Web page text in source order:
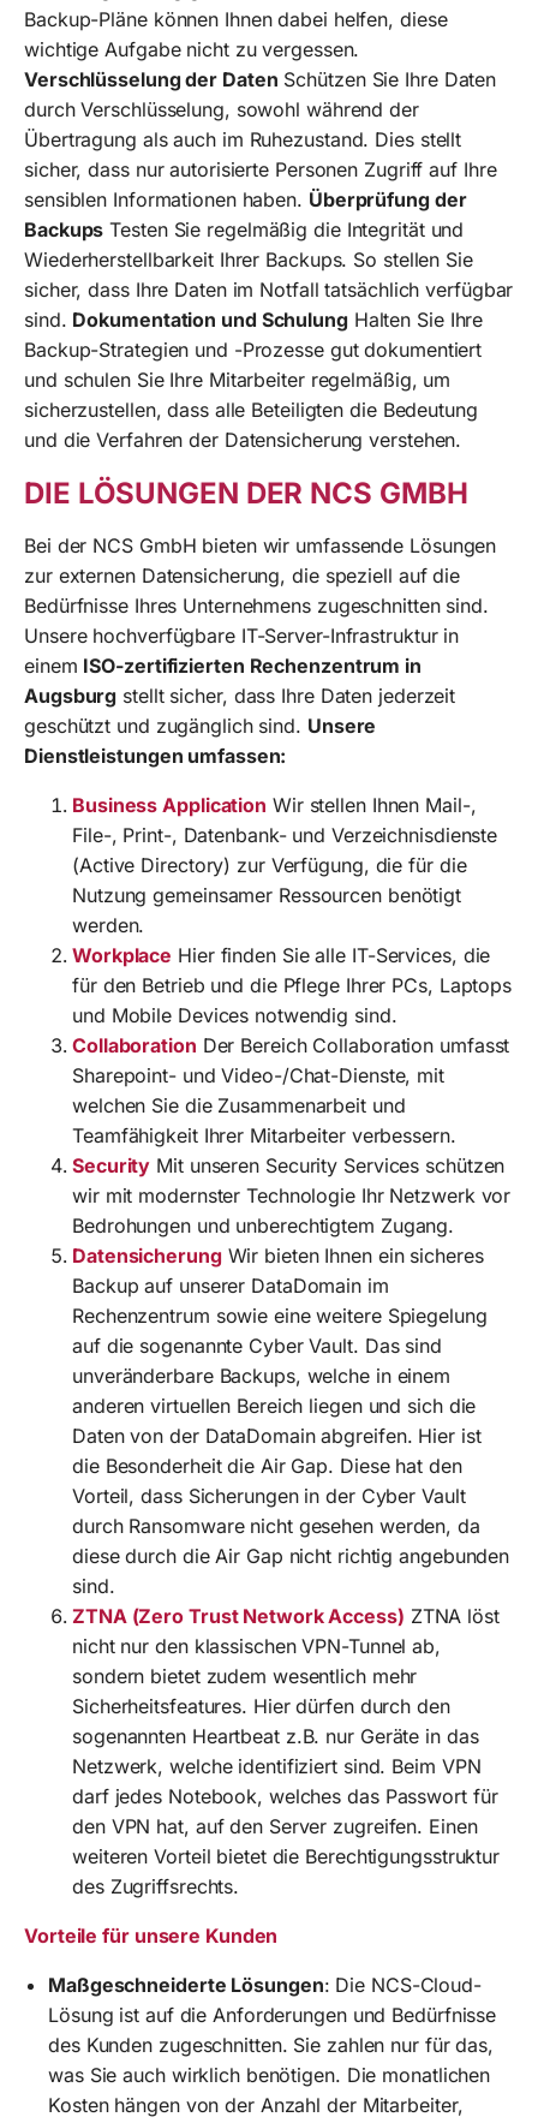
Backup-Pläne können Ihnen dabei helfen, diese
wichtige Aufgabe nicht zu vergessen.
Verschlüsselung der Daten Schützen Sie Ihre Daten
durch Verschlüsselung, sowohl während der
Übertragung als auch im Ruhezustand. Dies stellt
sicher, dass nur autorisierte Personen Zugriff auf Ihre
sensiblen Informationen haben. Überprüfung der
Backups Testen Sie regelmäßig die Integrität und
Wiederherstellbarkeit Ihrer Backups. So stellen Sie
sicher, dass Ihre Daten im Notfall tatsächlich verfügbar
sind. Dokumentation und SchulungHalten Sie Ihre
Backup-Strategien und -Prozesse gut dokumentiert
und schulen Sie Ihre Mitarbeiter regelmäßig, um
sicherzustellen, dass alle Beteiligten die Bedeutung
und die Verfahren der Datensicherung verstehen.
DIE LÖSUNGEN DER NCS GMBH
Bei der NCS GmbH bieten wir umfassende Lösungen
zur externen Datensicherung, die speziell auf die
Bedürfnisse Ihres Unternehmens zugeschnitten sind.
Unsere hochverfügbare IT-Server-Infrastruktur in
einem ISO-zertifizierten Rechenzentrum in
Augsburg stellt sicher, dass Ihre Daten jederzeit
geschützt und zugänglich sind. Unsere
Dienstleistungen umfassen:
Business Application Wir stellen Ihnen Mail-,
File-, Print-, Datenbank- und Verzeichnisdienste
(Active Directory) zur Verfügung, die für die
Nutzung gemeinsamer Ressourcen benötigt
werden.
Workplace Hier finden Sie alle IT-Services, die
für den Betrieb und die Pflege Ihrer PCs, Laptops
und Mobile Devices notwendig sind.
Collaboration Der Bereich Collaboration umfasst
Sharepoint- und Video-/Chat-Dienste, mit
welchen Sie die Zusammenarbeit und
Teamfähigkeit Ihrer Mitarbeiter verbessern.
Security Mit unseren Security Services schützen
wir mit modernster Technologie Ihr Netzwerk vor
Bedrohungen und unberechtigtem Zugang.
DatensicherungWir bieten Ihnen ein sicheres
Backup auf unserer DataDomain im
Rechenzentrum sowie eine weitere Spiegelung
auf die sogenannte Cyber Vault. Das sind
unveränderbare Backups, welche in einem
anderen virtuellen Bereich liegen und sich die
Daten von der DataDomain abgreifen. Hier ist
die Besonderheit die Air Gap. Diese hat den
Vorteil, dass Sicherungen in der Cyber Vault
durch Ransomware nicht gesehen werden, da
diese durch die Air Gap nicht richtig angebunden
sind.
ZTNA (Zero Trust Network Access) ZTNA löst
nicht nur den klassischen VPN-Tunnel ab,
sondern bietet zudem wesentlich mehr
Sicherheitsfeatures. Hier dürfen durch den
sogenannten Heartbeat z.B. nur Geräte in das
Netzwerk, welche identifiziert sind. Beim VPN
darf jedes Notebook, welches das Passwort für
den VPN hat, auf den Server zugreifen. Einen
weiteren Vorteil bietet die Berechtigungsstruktur
des Zugriffsrechts.
Vorteile für unsere Kunden
Maßgeschneiderte Lösungen: Die NCS-Cloud-
Lösung ist auf die Anforderungen und Bedürfnisse
des Kunden zugeschnitten. Sie zahlen nur für das,
was Sie auch wirklich benötigen. Die monatlichen
Kosten hängen von der Anzahl der Mitarbeiter,